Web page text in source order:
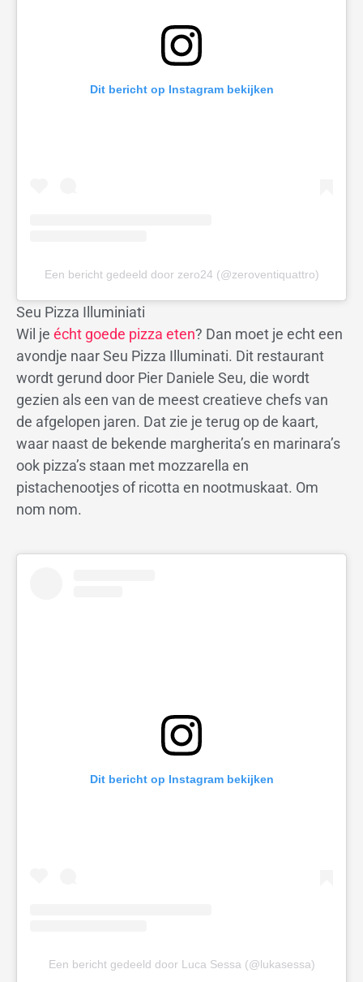
Dit bericht op Instagram bekijken
Een bericht gedeeld door zero24 (@zeroventiquattro)
Seu Pizza Illuminiati
Wil je écht goede pizza eten? Dan moet je echt een
avondje naar Seu Pizza Illuminati. Dit restaurant
wordt gerund door Pier Daniele Seu, die wordt
gezien als een van de meest creatieve chefs van
de afgelopen jaren. Dat zie je terug op de kaart,
waar naast de bekende margherita’s en marinara’s
ook pizza’s staan met mozzarella en
pistachenootjes of ricotta en nootmuskaat. Om
nom nom.
Dit bericht op Instagram bekijken
Een bericht gedeeld door Luca Sessa (@lukasessa)